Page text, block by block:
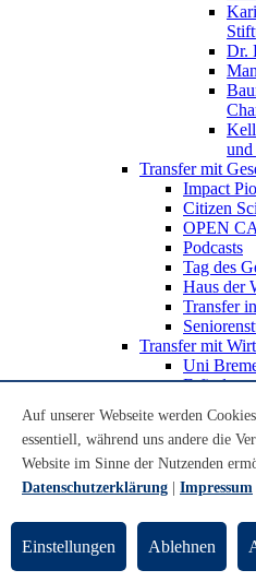
Dr.
Transfer mit
Impact
Citizen
OPEN
Podcasts
Tag des
Haus der
Transfer
Transfer mit
Uni
Transfer mit
Lehrkräfte
Auf unserer Webseite werden
essentiell, während uns andere die
Website im Sinne der Nutzenden
Datenschutzerklärung
Impressum
Einstellungen Ablehnen